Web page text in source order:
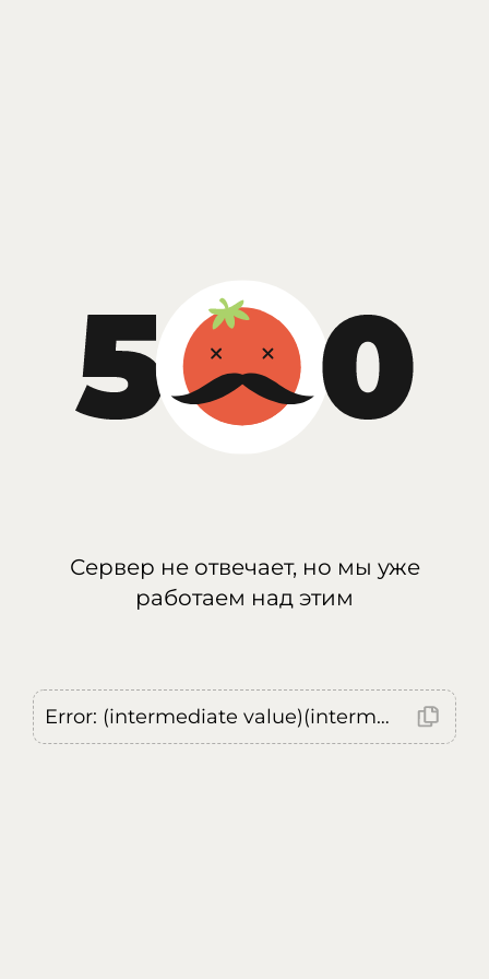
Сервер не отвечает, но мы уже
работаем над этим
Error: (intermediate value)(intermediate value)(intermediate value).replaceAll is not a function